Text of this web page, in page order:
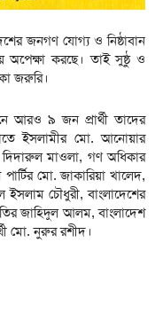
জনগণ যোগ্য ও নিষ্ঠাবান
অপেক্ষা করছে। তাই সুষ্ঠু ও
জরুরি।
আরও ৯ জন প্রার্থী তাদের
ইসলামীর মো. আনোয়ার
মাওলা, গণ অধিকার
মো. জাকারিয়া খালেদ,
ইসলাম চৌধুরী, বাংলাদেশের
জাহিদুল আলম, বাংলাদেশ
মো. নুরুর রশীদ।